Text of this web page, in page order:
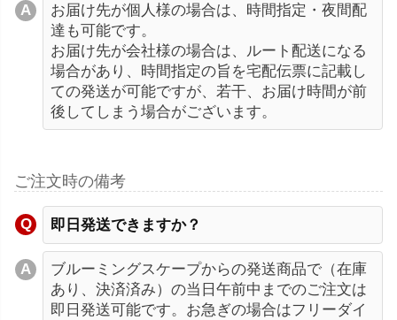
お届け先が個人様の場合は、時間指定・夜間配
達も可能です。
お届け先が会社様の場合は、ルート配送になる
場合があり、時間指定の旨を宅配伝票に記載し
ての発送が可能ですが、若干、お届け時間が前
後してしまう場合がございます。
ご注文時の備考
即日発送できますか？
ブルーミングスケープからの発送商品で（在庫
あり、決済済み）の当日午前中までのご注文は
即日発送可能です。お急ぎの場合はフリーダイ